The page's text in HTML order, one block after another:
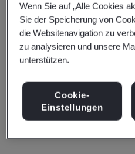
Huarong
Materials
Wenn Sie auf „Alle Cookies
Sie der Speicherung von
die Websitenavigation zu
zu analysieren und unsere
unterstützen.
Cookie-
Einstellungen